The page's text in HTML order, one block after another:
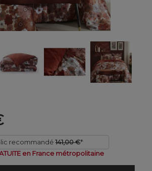
recommandé 141,00 €*
en France métropolitaine